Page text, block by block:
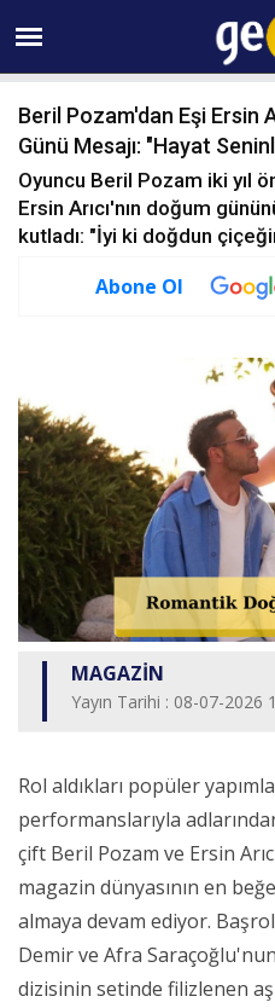
07 AĞUSTOS
Beril Pozam'dan Eşi Ersin
Günü Mesajı: "Hayat
Oyuncu Beril Pozam iki yıl
Ersin Arıcı'nın doğum
kutladı: "İyi ki doğdun
Abone Ol
MAGAZİN
Yayın Tarihi : 08-07-2026
Rol aldıkları popüler
performanslarıyla
çift Beril Pozam ve Ersin
magazin dünyasının en
almaya devam ediyor.
Demir ve Afra Saraçoğlu'nun
dizisinin setinde filizlenen